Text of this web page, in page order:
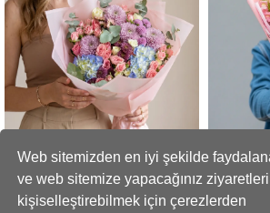
Web sitemizden en iyi şekilde
ve web sitemize yapacağınız ziyaretleri
kişiselleştirebilmek için çerezlerden
5799,99 TL 5299,99 TL 2799